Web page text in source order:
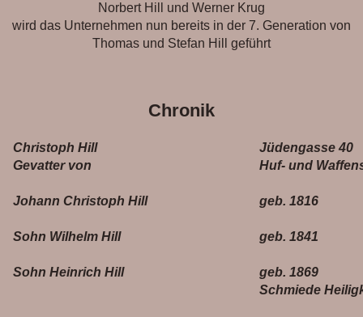
Norbert Hill und Werner Krug
wird das Unternehmen nun bereits in der 7. Generation von
Thomas und Stefan Hill geführt
Chronik
Christoph Hill
Gevatter von
Johann Christoph Hill
Sohn Wilhelm Hill
Sohn Heinrich Hill
Jüdengasse 40
Huf- und
geb. 1816
geb. 1841
geb. 1869
Schmiede